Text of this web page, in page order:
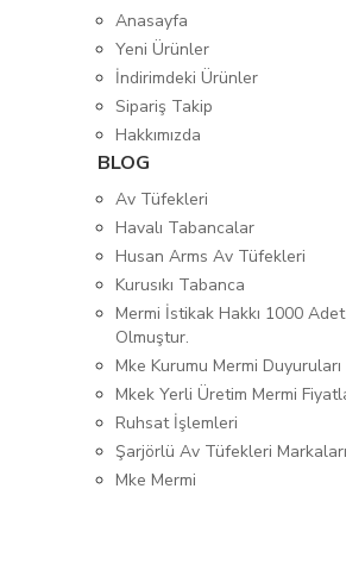
Anasayfa
Yeni Ürünler
İndirimdeki Ürünler
Sipariş Takip
Hakkımızda
BLOG
Av Tüfekleri
Havalı Tabancalar
Husan Arms Av Tüfekleri
Kurusıkı Tabanca
Mermi İstikak Hakkı 1000 Adet
Olmuştur.
Mke Kurumu Mermi
Mkek Yerli Üretim Mermi
Ruhsat İşlemleri
Şarjörlü Av Tüfekleri Markaları
Mke Mermi